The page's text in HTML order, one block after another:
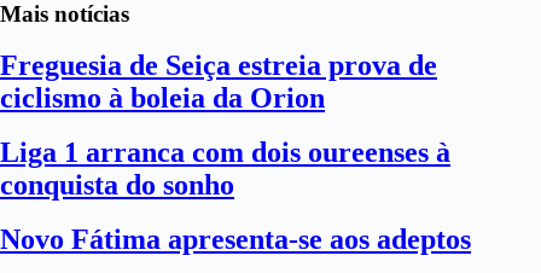
Mais notícias
Freguesia de Seiça estreia prova de
ciclismo à boleia da Orion
Liga 1 arranca com dois oureenses à
conquista do sonho
Novo Fátima apresenta-se aos adeptos